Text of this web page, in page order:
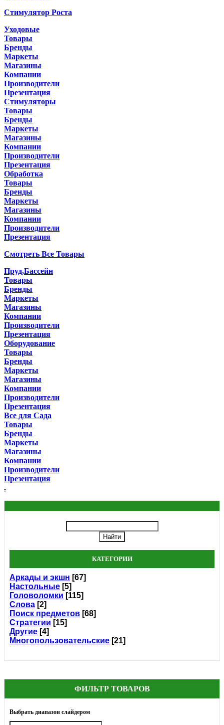
Стимулятор Роста
Уходовые
Товары
Бренды
Маркеты
Магазины
Компании
Производители
Презентация
Стимуляторы
Товары
Бренды
Маркеты
Магазины
Компании
Производители
Презентация
Обработка
Товары
Бренды
Маркеты
Магазины
Компании
Производители
Презентация
Смотреть Все Товары
Пруд,Бассейн
Товары
Бренды
Маркеты
Магазины
Компании
Производители
Презентация
Оборудование
Товары
Бренды
Маркеты
Магазины
Компании
Производители
Презентация
Все для Сада
Товары
Бренды
Маркеты
Магазины
Компании
Производители
Презентация
.
КАТЕГОРИИ
Аркады и экшн [67]
Настольные [5]
Головоломки [115]
Слова [2]
Поиск предметов [68]
Стратегии [15]
Другие [4]
Многопользовательские [21]
ФИЛЬТР ТОВАРОВ
Выбрать диапазон слайдером